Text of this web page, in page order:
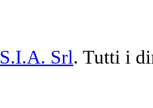
S.I.A. Srl. Tutti i